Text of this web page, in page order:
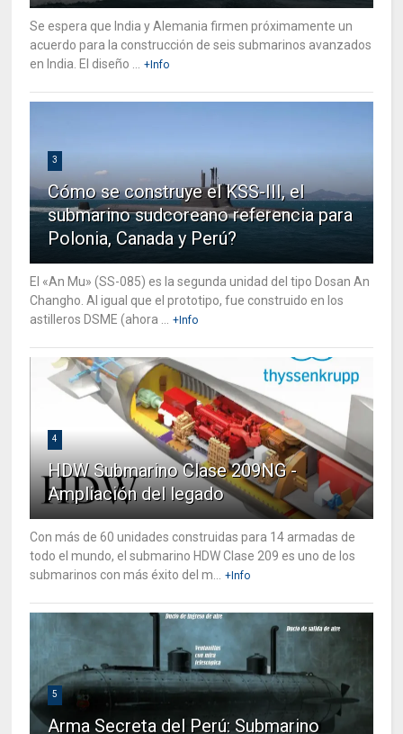
Se espera que India y Alemania firmen próximamente un
acuerdo para la construcción de seis submarinos avanzados
en India. El diseño ...
+Info
3
Cómo se construye el KSS-III, el
submarino sudcoreano referencia para
Polonia, Canada y Perú?
El «An Mu» (SS-085) es la segunda unidad del tipo Dosan An
Changho. Al igual que el prototipo, fue construido en los
astilleros DSME (ahora ...
+Info
4
HDW Submarino Clase 209NG -
Ampliación del legado
Con más de 60 unidades construidas para 14 armadas de
todo el mundo, el submarino HDW Clase 209 es uno de los
submarinos con más éxito del m...
+Info
5
Arma Secreta del Perú: Submarino